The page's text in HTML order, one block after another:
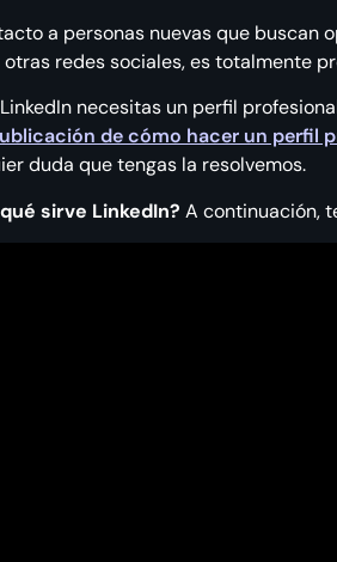
a personas nuevas que buscan
redes sociales, es totalmente
necesitas un perfil
de cómo hacer un perfil
duda que tengas la resolvemos.
sirve LinkedIn? A continuación,